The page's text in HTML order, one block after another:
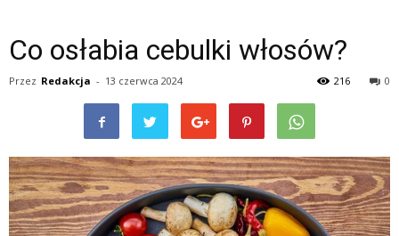
Co osłabia cebulki włosów?
Przez Redakcja - 13 czerwca 2024 0
216